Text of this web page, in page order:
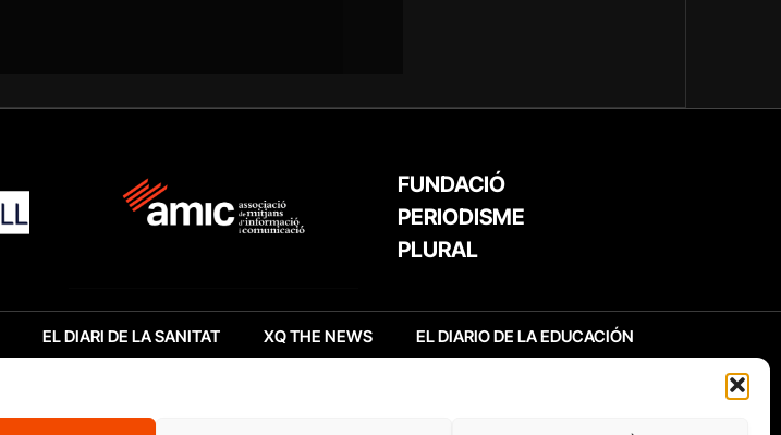
FUNDACIÓ
PERIODISME
PLURAL
EL DIARI DE LA SANITAT XQ THE NEWS EL DIARIO DE LA EDUCACIÓN